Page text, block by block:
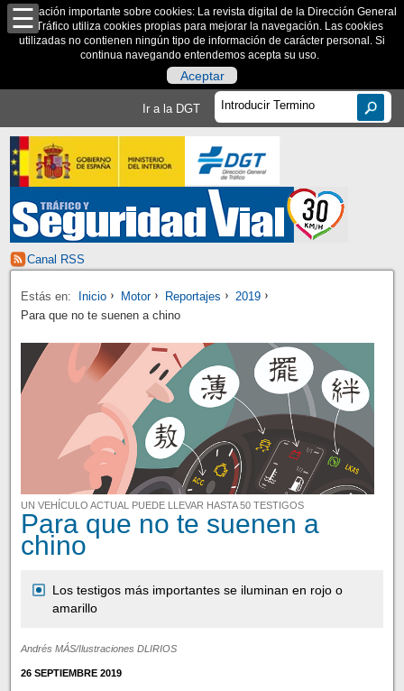
Información importante sobre cookies: La revista digital de la Dirección General
de Tráfico utiliza cookies propias para mejorar la navegación. Las cookies
utilizadas no contienen ningún tipo de información de carácter personal. Si
continua navegando entendemos acepta su uso.
Aceptar
Ir a la DGT
Canal RSS
Estás en: Inicio Motor Reportajes
2019
Para que no te suenen a chino
UN VEHÍCULO ACTUAL PUEDE LLEVAR HASTA 50 TESTIGOS
Para que no te suenen a
chino
Los testigos más importantes se iluminan en rojo o
amarillo
Andrés MÁS/Ilustraciones DLIRIOS
26 SEPTIEMBRE 2019